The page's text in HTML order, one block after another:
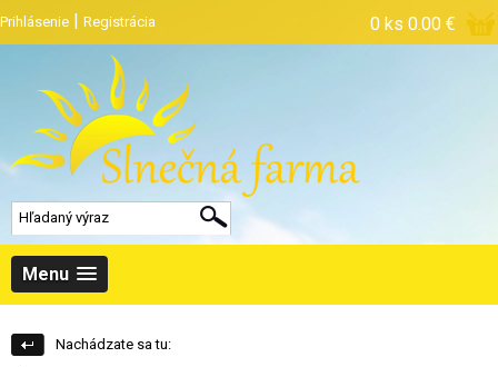
Prihlásenie | Registrácia 0 ks 0.00 €
Menu
Nachádzate sa tu: